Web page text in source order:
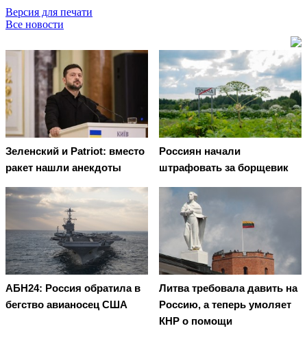
Версия для печати
Все новости
Зеленский и Patriot: вместо
ракет нашли анекдоты
Россиян начали
штрафовать за борщевик
АБН24: Россия обратила в
бегство авианосец США
Литва требовала давить на
Россию, а теперь умоляет
КНР о помощи